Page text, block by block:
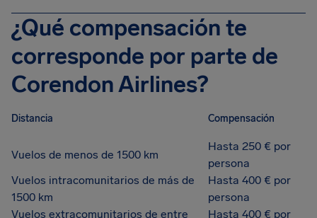
¿Qué compensación te
corresponde por parte de
Corendon Airlines?
Distancia Compensación
Vuelos de menos de 1500 km
Hasta 250 € por
persona
Vuelos intracomunitarios de más de
1500 km
Hasta 400 € por
persona
Vuelos extracomunitarios de entre
Hasta 400 € por